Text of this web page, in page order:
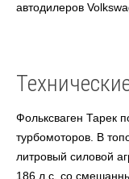
автодилеров
Фольксваген Тарек
турбомоторов. В
литровый силовой
186 л.с. со